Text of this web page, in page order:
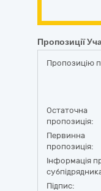
Пропозиції
Пропозицію
Остаточна
пропозиція:
Первинна
пропозиція:
Інформація
Підпис: